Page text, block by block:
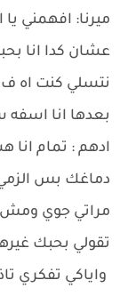
ميرنا: افهمني
عشان كدا انا
نتسلي كنت اه ف
بعدها انا
ادهم : تمام
دماغك بس
مراتي جوي
تقولي بحبك
واياكي تفكري